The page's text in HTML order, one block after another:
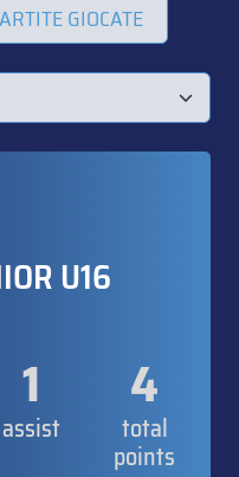
GIOCATE
U16
1
assist
4
total
points